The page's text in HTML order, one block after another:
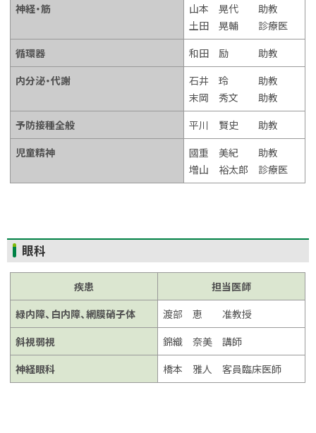
神経・筋
山本 晃代 助教
土田 晃輔 診療医
循環器
和田 励 助教
内分泌・代謝
石井 玲 助教
末岡 秀文 助教
予防接種全般
平川 賢史 助教
児童精神
國重 美紀 助教
増山 裕太郎 診療医
ト
ッ
に
戻
る
眼科
疾患
担当医師
緑内障、白内障、網膜硝子体
渡部 恵 准教授
斜視弱視
錦織 奈美 講師
神経眼科
橋本 雅人 客員臨床医師